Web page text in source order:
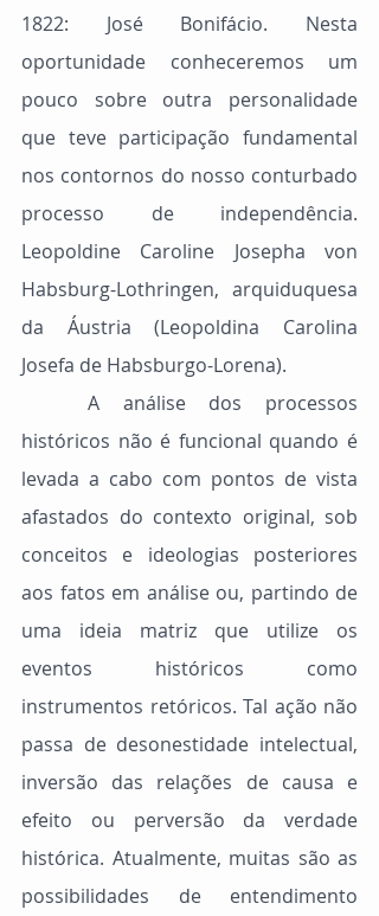
1822: José Bonifácio. Nesta
oportunidade conheceremos um
pouco sobre outra personalidade
que teve participação fundamental
nos contornos do nosso conturbado
processo de independência.
Leopoldine Caroline Josepha von
Habsburg-Lothringen, arquiduquesa
da Áustria (Leopoldina Carolina
Josefa de Habsburgo-Lorena).
históricos não é funcional quando é
levada a cabo com pontos de vista
afastados do contexto original, sob
conceitos e ideologias posteriores
aos fatos em análise ou, partindo de
uma ideia matriz que utilize os
eventos históricos como
instrumentos retóricos. Tal ação não
passa de desonestidade intelectual,
inversão das relações de causa e
efeito ou perversão da verdade
histórica. Atualmente, muitas são as
possibilidades de entendimento